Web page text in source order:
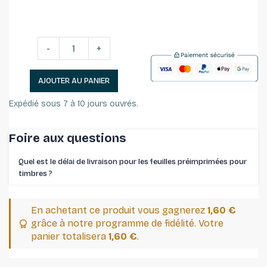
- +
AJOUTER AU PANIER
Expédié sous 7 à 10 jours ouvrés.
Foire aux questions
Quel est le délai de livraison pour les feuilles préimprimées pour
timbres ⁠?
En achetant ce produit vous gagnerez 1,60 €
grâce à notre programme de fidélité. Votre
panier totalisera 1,60 €.